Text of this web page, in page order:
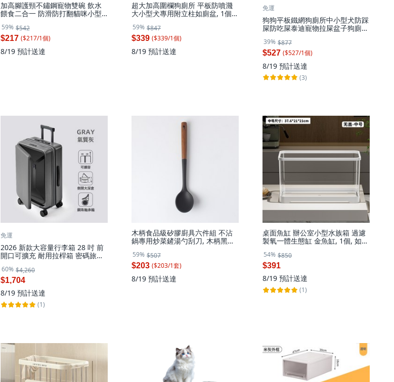
加高腳護頸不鏽鋼寵物雙碗 飲水
餵食二合一 防滑防打翻貓咪小型
如圖
59% $542
$217 ($217/1個)
8/19 預計送達
超大加高圍欄狗廁所 平板防噴濺
大小型犬專用附立柱如廁盆, 1個,
59% $847
$339 ($339/1個)
8/19 預計送達
免運
狗狗平板鐵網狗廁所中小型犬防踩
屎防吃屎泰迪寵物拉屎盆子狗廁
18mm】
39% $877
$527 ($527/1個)
8/19 預計送達
(3)
免運
2026 新款大容量行李箱 28 吋 前
開口可擴充 耐用拉桿箱 密碼旅行
60% $4,260
$1,704
8/19 預計送達
(1)
木柄食品級矽膠廚具六件組 不沾
鍋專用炒菜鏟湯勺刮刀, 木柄黑色
59% $507
$203 ($203/1套)
8/19 預計送達
桌面魚缸 辦公室小型水族箱 過濾
製氧一體生態缸 金魚缸, 1個, 如圖
54% $850
$391
8/19 預計送達
(1)